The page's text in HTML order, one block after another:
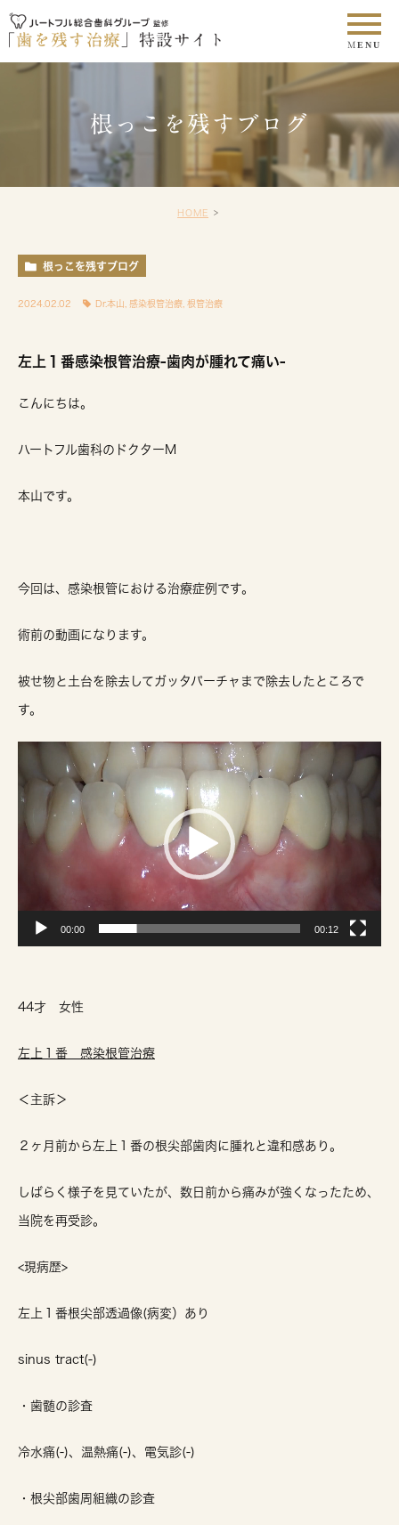
根っこを残すブログ
HOME
根っこを残すブログ
2024.02.02 Dr.本山 感染根管治療 根管治療
左上１番感染根管治療-歯肉が腫れて痛い-
こんにちは。
ハートフル歯科のドクターM
本山です。
今回は、感染根管における治療症例です。
術前の動画になります。
被せ物と土台を除去してガッタパーチャまで除去したところで
す。
00:00 00:12
44才 女性
左上１番 感染根管治療
＜主訴＞
２ヶ月前から左上１番の根尖部歯肉に腫れと違和感あり。
しばらく様子を見ていたが、数日前から痛みが強くなったため、
当院を再受診。
<現病歴>
左上１番根尖部透過像(病変）あり
sinus tract(-)
・歯髄の診査
冷水痛(-)、温熱痛(-)、電気診(-)
・根尖部歯周組織の診査